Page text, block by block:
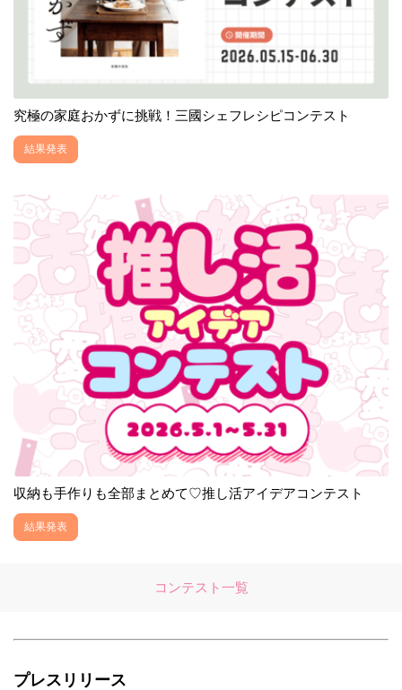
究極の家庭おかずに挑戦！三國シェフレシピコンテスト
結果発表
収納も手作りも全部まとめて♡推し活アイデアコンテスト
結果発表
コンテスト一覧
プレスリリース